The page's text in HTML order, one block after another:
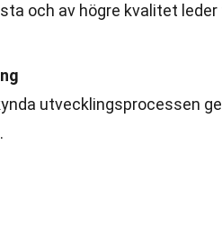
och av högre kvalitet leder
utvecklingsprocessen